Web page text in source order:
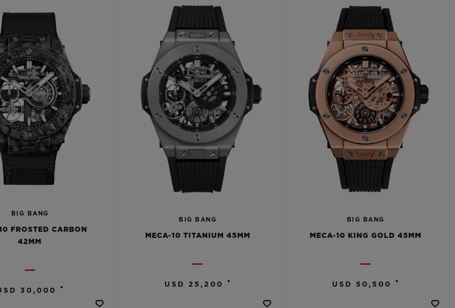
BIG BANG
FROSTED CARBON
42MM
30,000 •
BIG BANG
MECA-10 TITANIUM 45MM
USD 25,200 •
BIG BANG
MECA-10 KING GOLD 45MM
USD 50,500 •